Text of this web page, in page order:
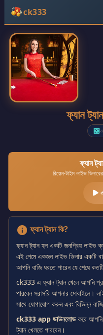
ck333
ফ্যান
casino
ফ্যান
রিয়েল-টাইম লাইভ
info ফ্যান ট্যান কি?
ফ্যান ট্যান হল একটি জনপ্রিয় লাইভ
এই গেমে একজন লাইভ ডিলার একটি
আপনি বাজি ধরতে পারেন যে শেষে
ck333 এ ফ্যান ট্যান খেলে আপনি
পারবেন সরাসরি আপনার মোবাইলে।
সাথে যোগাযোগ করুন এবং বিভিন্ন
ck333 app ডাউনলোডকরে আপনি
ট্যান খেলতে পারবেন।